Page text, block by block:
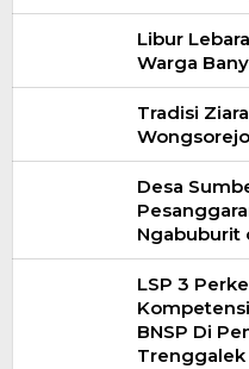
Libur
Warga
Tradisi
Wongsorejo
Desa
Ngabuburit
LSP 3
BNSP Di
Trenggalek